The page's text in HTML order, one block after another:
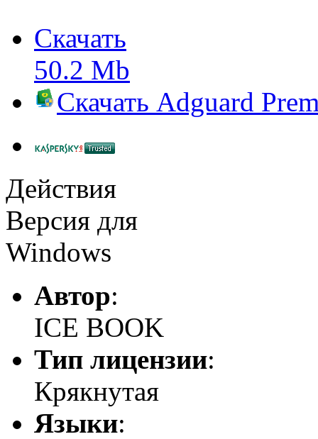
Скачать
50.2 Mb
Скачать Adguard
Действия
Версия для
Windows
Автор:
ICE BOOK
Тип лицензии:
Крякнутая
Языки: